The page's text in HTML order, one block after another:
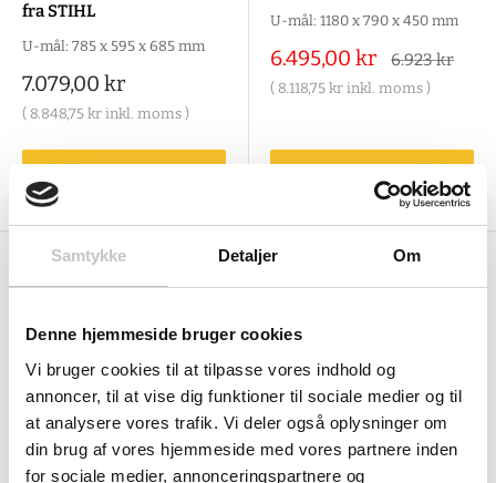
Samtykke Detaljer Om
Denne hjemmeside bruger cookies
Vi bruger cookies til at tilpasse vores indhold og
annoncer, til at vise dig funktioner til sociale medier og til
at analysere vores trafik. Vi deler også oplysninger om
din brug af vores hjemmeside med vores partnere inden
for sociale medier, annonceringspartnere og
fra STIHL
U-mål: 785 x 595 x 685 mm
Salgspris
7.079,00 kr
( 8.848,75 kr inkl. moms )
U-mål: 1180 x 790 x 450 mm
Salgspris
6.495,00 kr
Alm.
6.923 kr
( 8.118,75 kr inkl. moms )
Tilføj til indkøbskurv
CEMO-11256 CEMO-10985